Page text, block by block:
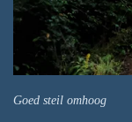
Goed steil omhoog